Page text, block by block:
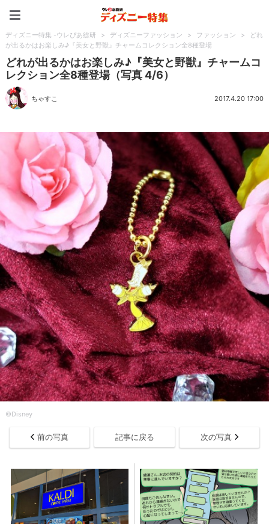
ディズニー特集 -ウレぴあ総研 > ディズニーファッション > ファッション >
どれ
が出るかはお楽しみ♪『美女と野獣』チャームコレクション全8種登場
どれが出るかはお楽しみ♪『美女と野獣』チャームコ
レクション全8種登場（写真 4/6）
ちゃすこ 2017.4.20 17:00
©Disney
前の写真 記事に戻る 次の写真